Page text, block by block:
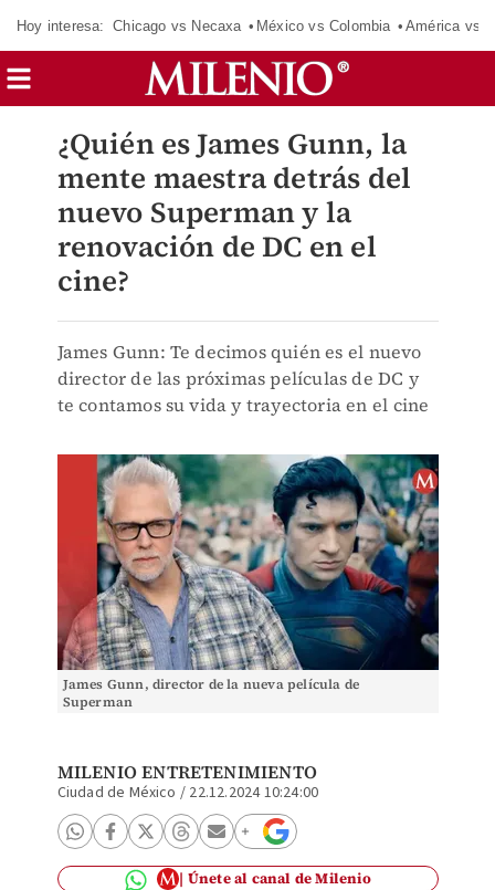
Hoy interesa: Chicago vs Necaxa México vs Colombia América vs
¿Quién es James Gunn, la
mente maestra detrás del
nuevo Superman y la
renovación de DC en el
cine?
James Gunn: Te decimos quién es el nuevo
director de las próximas películas de DC y
te contamos su vida y trayectoria en el cine
James Gunn, director de la nueva película de
Superman
MILENIO ENTRETENIMIENTO
Ciudad de México / 22.12.2024 10:24:00
Únete al canal de Milenio